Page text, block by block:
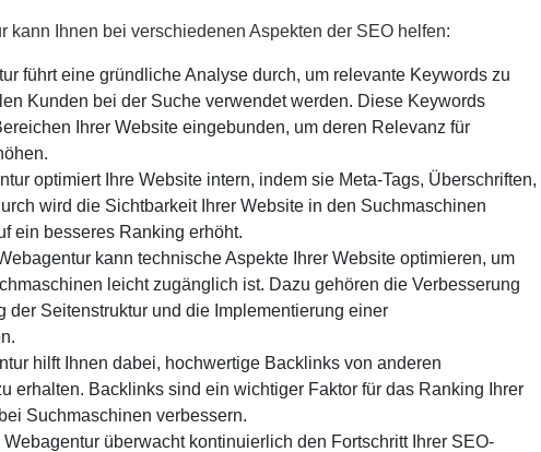
kann Ihnen bei verschiedenen Aspekten der SEO helfen:
führt eine gründliche Analyse durch, um relevante Keywords zu
Kunden bei der Suche verwendet werden. Diese Keywords
Ihrer Website eingebunden, um deren Relevanz für
optimiert Ihre Website intern, indem sie Meta-Tags, Überschriften,
wird die Sichtbarkeit Ihrer Website in den Suchmaschinen
ein besseres Ranking erhöht.
kann technische Aspekte Ihrer Website optimieren, um
leicht zugänglich ist. Dazu gehören die Verbesserung
der Seitenstruktur und die Implementierung einer
hilft Ihnen dabei, hochwertige Backlinks von anderen
erhalten. Backlinks sind ein wichtiger Faktor für das Ranking Ihrer
Suchmaschinen verbessern.
überwacht kontinuierlich den Fortschritt Ihrer SEO-